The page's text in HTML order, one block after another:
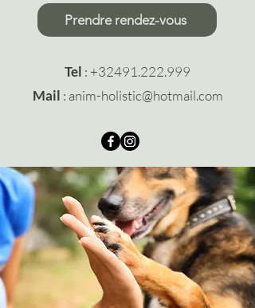
Prendre rendez-vous
Tel : +32491.222.999
Mail : anim-holistic@hotmail.com